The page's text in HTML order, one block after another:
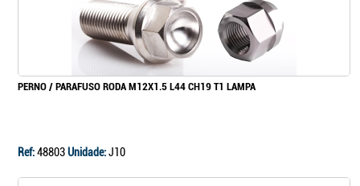
PERNO / PARAFUSO RODA M12X1.5 L44 CH19 T1 LAMPA
Ref:48803Unidade:J10